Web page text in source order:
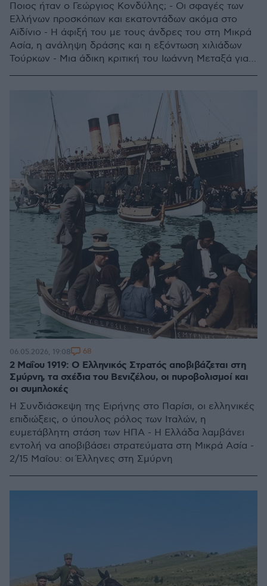
Ποιος ήταν ο Γεώργιος Κονδύλης; - Οι σφαγές των
Ελλήνων προσκόπων και εκατοντάδων ακόμα στο
Αϊδίνιο - Η άφιξή του με τους άνδρες του στη Μικρά
Ασία, η ανάληψη δράσης και η εξόντωση χιλιάδων
Τούρκων - Μια άδικη κριτική του Ιωάννη Μεταξά για
2 Μαΐου 1919: Ο Ελληνικός Στρατός αποβιβάζεται στη
Σμύρνη, τα σχέδια του Βενιζέλου, οι πυροβολισμοί και
οι συμπλοκές
Η Συνδιάσκεψη της Ειρήνης στο Παρίσι, οι ελληνικές
επιδιώξεις, ο ύπουλος ρόλος των Ιταλών, η
ευμετάβλητη στάση των ΗΠΑ - Η Ελλάδα λαμβάνει
εντολή να αποβιβάσει στρατεύματα στη Μικρά Ασία -
2/15 Μαΐου: οι Έλληνες στη Σμύρνη
06.05.2026, 19:08 68